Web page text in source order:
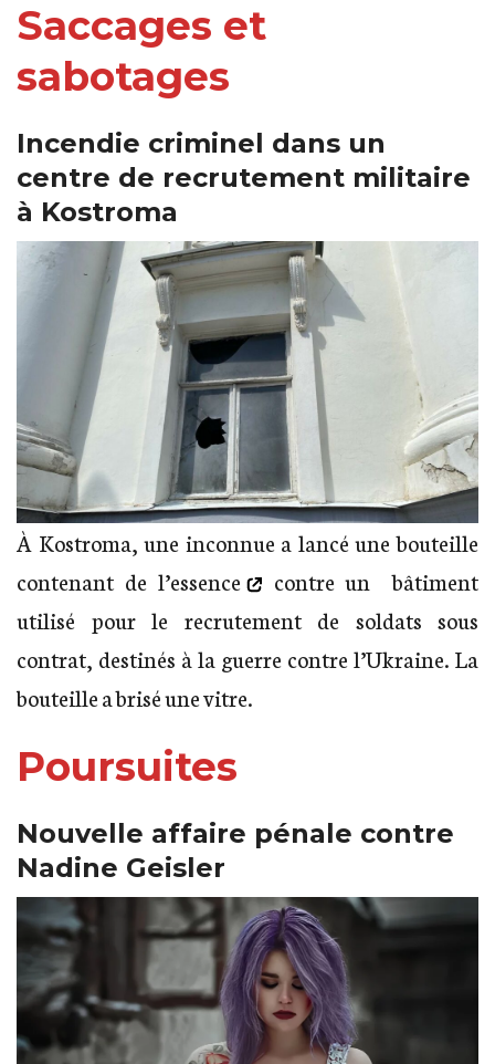
Saccages et
sabotages
Incendie criminel dans un
centre de recrutement militaire
à Kostroma
À Kostroma, une inconnue a lancé une bouteille
contenant de l’essence
contre un bâtiment
utilisé pour le recrutement de soldats sous
contrat, destinés à la guerre contre l’Ukraine. La
bouteille a brisé une vitre.
Poursuites
Nouvelle affaire pénale contre
Nadine Geisler